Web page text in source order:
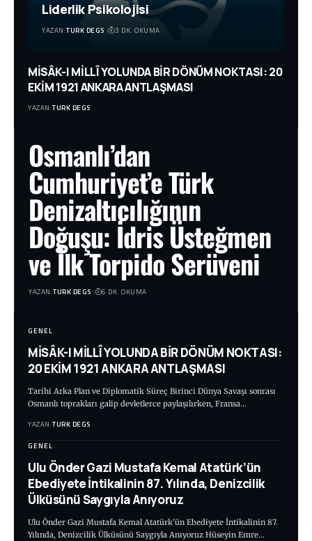
Liderlik Psikolojisi
YAZAN:TURK DEGS 3 DK. OKUMA
MİSÂK-I MİLLÎ YOLUNDA BİR DÖNÜM NOKTASI: 20
EKİM 1921 ANKARA ANTLAŞMASI
YAZAN:TURK DEGS
Osmanlı’dan
Cumhuriyet’e Türk
Denizaltıcılığının
Doğuşu: İdris Üsteğmen
ve İlk Torpido Serüveni
YAZAN:TURK DEGS 6 DK. OKUMA
GENEL
MİSÂK-I MİLLÎ YOLUNDA BİR DÖNÜM NOKTASI:
20 EKİM 1921 ANKARA ANTLAŞMASI
Tarihi Arka Plan ve Diplomatik Süreç Birinci Dünya Savaşı sonrası
Osmanlı toprakları galip devletlerce paylaşılırken, Fransa…
YAZAN:TURK DEGS
GENEL
Ulu Önder Gazi Mustafa Kemal Atatürk’ün
Ebediyete İntikalinin 87. Yılında, Denizcilik
Ülküsünü Saygıyla Anıyoruz
Ulu Önder Gazi Mustafa Kemal Atatürk’ün Ebediyete İntikalinin 87.
Yılında, Denizcilik Ülküsünü Saygıyla Anıyoruz Hüseyin Emre…